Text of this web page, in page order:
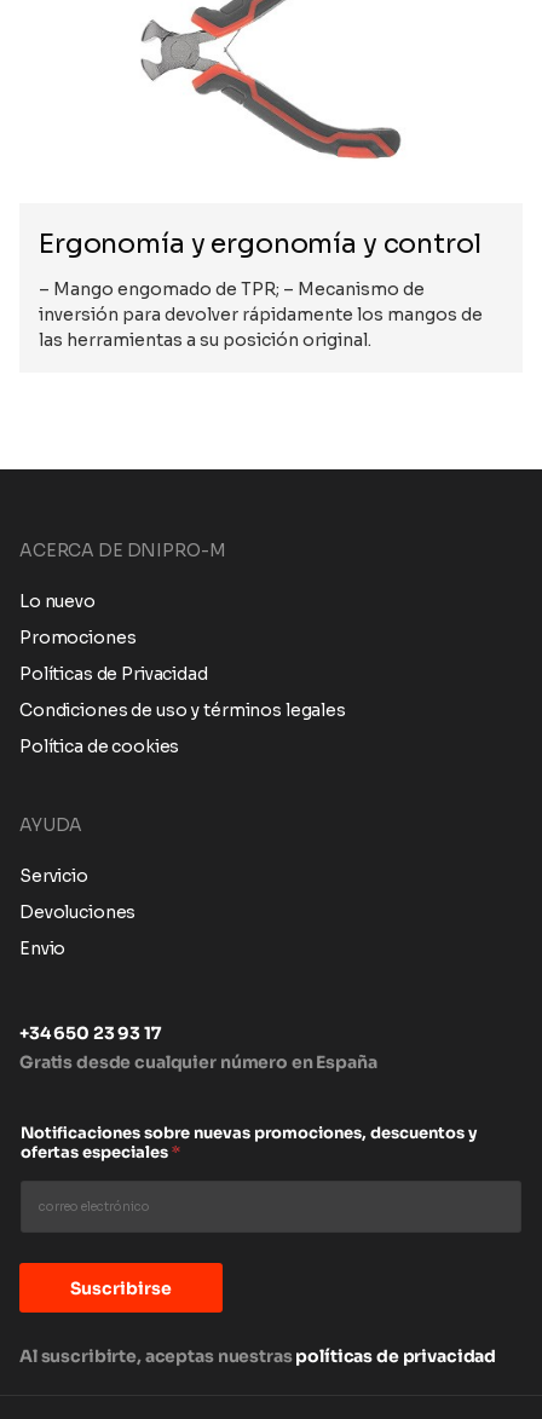
Ergonomía y ergonomía y control
– Mango engomado de TPR; – Mecanismo de
inversión para devolver rápidamente los mangos de
las herramientas a su posición original.
ACERCA DE DNIPRO-M
Lo nuevo
Promociones
Políticas de Privacidad
Condiciones de uso y términos legales
Política de cookies
AYUDA
Servicio
Devoluciones
Envio
+34 650 23 93 17
Gratis desde cualquier número en España
Notificaciones sobre nuevas promociones, descuentos y
ofertas especiales*
Suscribirse
Al suscribirte, aceptas nuestraspolíticas de privacidad